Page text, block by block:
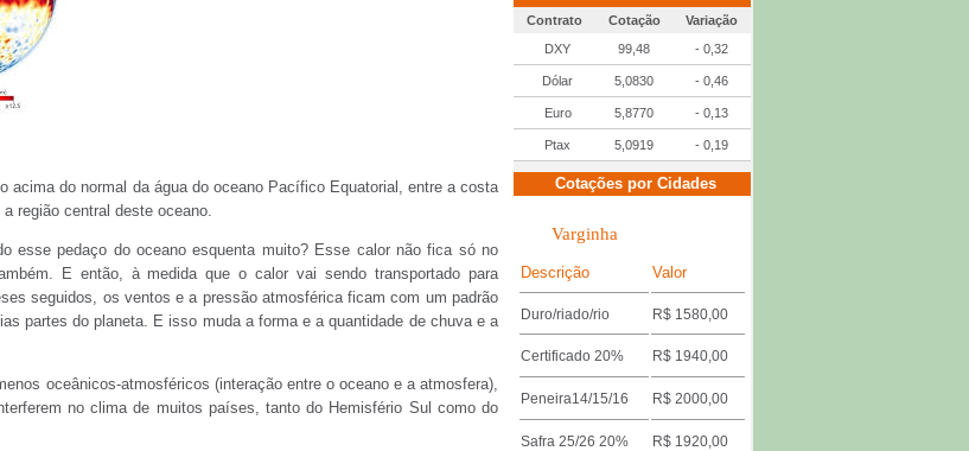
acima do normal da água do oceano Pacífico Equatorial, entre a costa
região central deste oceano.
esse pedaço do oceano esquenta muito? Esse calor não fica só no
E então, à medida que o calor vai sendo transportado para
seguidos, os ventos e a pressão atmosférica ficam com um padrão
partes do planeta. E isso muda a forma e a quantidade de chuva e a
oceânicos-atmosféricos (interação entre o oceano e a atmosfera),
no clima de muitos países, tanto do Hemisfério Sul como do
Contrato Cotação
Variação
DXY
99,48 - 0,32
Dólar 5,0830 - 0,46
Euro 5,8770 - 0,13
Ptax 5,0919 - 0,19
Cotações por Cidades
Varginha
Descrição Valor
Duro/riado/rio R$ 1580,00
Certificado 20% R$ 1940,00
Peneira14/15/16 R$ 2000,00
Safra 25/26 20% R$ 1920,00